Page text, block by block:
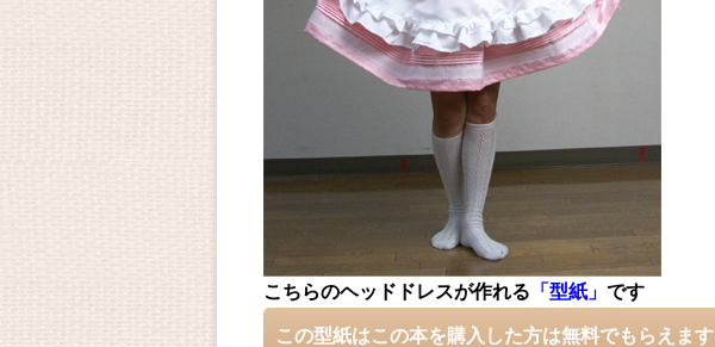
こちらのヘッドドレスが作れる 「型紙」 です
この型紙はこの本を購入した方は無料でもらえます